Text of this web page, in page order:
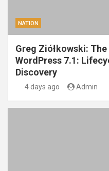
NATION
Greg Ziółkowski:
WordPress 7.1:
Discovery
4 days ago Admin